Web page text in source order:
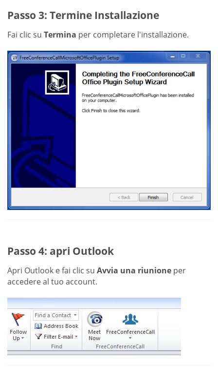
Passo 3: Termine Installazione
Fai clic su Termina per completare l'installazione.
Passo 4: apri Outlook
Apri Outlook e fai clic su Avvia una riunione per
accedere al tuo account.